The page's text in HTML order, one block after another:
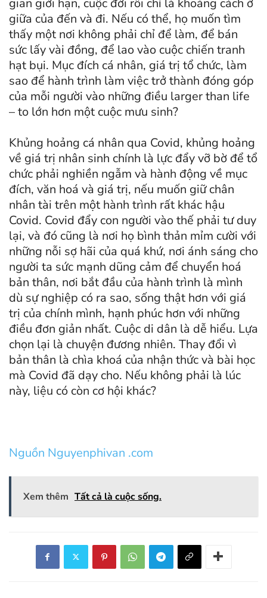
giữa của đến và đi. Nếu có thể, họ muốn tìm
thấy một nơi không phải chỉ để làm, để bán
sức lấy vài đồng, để lao vào cuộc chiến tranh
hạt bụi. Mục đích cá nhân, giá trị tổ chức, làm
sao để hành trình làm việc trở thành đóng góp
của mỗi người vào những điều larger than life
– to lớn hơn một cuộc mưu sinh?
Khủng hoảng cá nhân qua Covid, khủng hoảng
về giá trị nhân sinh chính là lực đẩy vỡ bờ để tổ
chức phải nghiền ngẫm và hành động về mục
đích, văn hoá và giá trị, nếu muốn giữ chân
nhân tài trên một hành trình rất khác hậu
Covid. Covid đẩy con người vào thế phải tư duy
lại, và đó cũng là nơi họ bình thản mỉm cười với
những nỗi sợ hãi của quá khứ, nơi ánh sáng cho
người ta sức mạnh dũng cảm để chuyển hoá
bản thân, nơi bắt đầu của hành trình là mình
dù sự nghiệp có ra sao, sống thật hơn với giá
trị của chính mình, hạnh phúc hơn với những
điều đơn giản nhất. Cuộc di dân là dễ hiểu. Lựa
chọn lại là chuyện đương nhiên. Thay đổi vì
bản thân là chìa khoá của nhận thức và bài học
mà Covid đã dạy cho. Nếu không phải là lúc
này, liệu có còn cơ hội khác?
Nguồn Nguyenphivan .com
Xem thêm Tất cả là cuộc sống.